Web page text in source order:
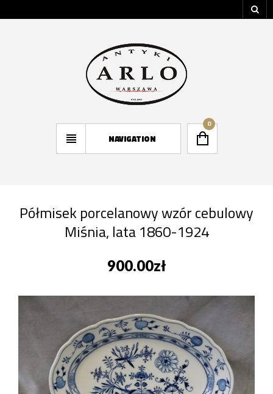
NAVIGATION
0
Półmisek porcelanowy wzór cebulowy
Miśnia, lata 1860-1924
900.00zł